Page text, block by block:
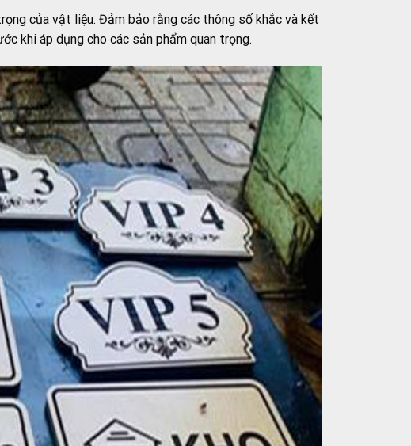
của vật liệu. Đảm bảo rằng các thông số khắc và kết
khi áp dụng cho các sản phẩm quan trọng.